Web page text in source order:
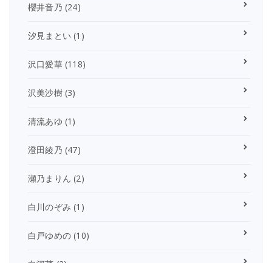
櫻井音乃 (24)
汐見まとい (1)
沢口愛華(118)
沢美沙樹(3)
清流あゆ (1)
澄田綾乃 (47)
瀬乃まりん (2)
白川のぞみ (1)
白戸ゆめの (10)